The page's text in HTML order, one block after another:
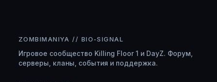
ZOMBIMANIYA // BIO-SIGNAL
Игровое сообщество Killing Floor 1 и DayZ. Форум,
серверы, кланы, события и поддержка.